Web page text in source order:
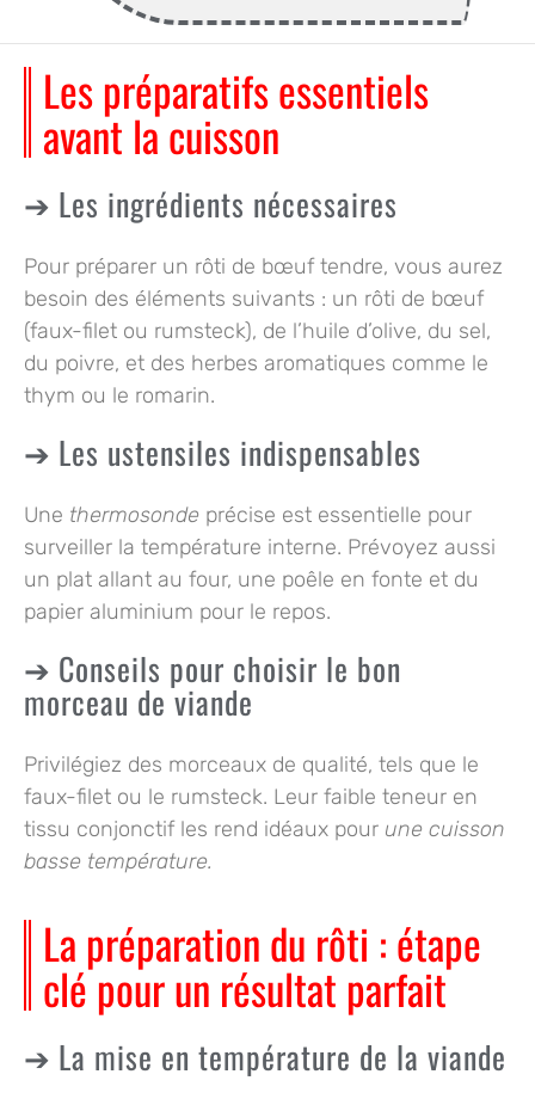
Les préparatifs essentiels
avant la cuisson
Les ingrédients nécessaires
Pour préparer un rôti de bœuf tendre, vous aurez
besoin des éléments suivants : un rôti de bœuf
(faux-filet ou rumsteck), de l’huile d’olive, du sel,
du poivre, et des herbes aromatiques comme le
thym ou le romarin.
Les ustensiles indispensables
Une thermosonde précise est essentielle pour
surveiller la température interne. Prévoyez aussi
un plat allant au four, une poêle en fonte et du
papier aluminium pour le repos.
Conseils pour choisir le bon
morceau de viande
Privilégiez des morceaux de qualité, tels que le
faux-filet ou le rumsteck. Leur faible teneur en
tissu conjonctif les rend idéaux pour une cuisson
basse température.
La préparation du rôti : étape
clé pour un résultat parfait
La mise en température de la viande